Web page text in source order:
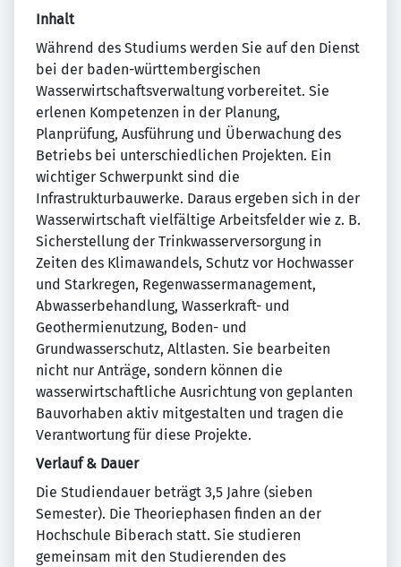
Inhalt
Während des Studiums werden Sie auf den Dienst
bei der baden-württembergischen
Wasserwirtschaftsverwaltung vorbereitet. Sie
erlenen Kompetenzen in der Planung,
Planprüfung, Ausführung und Überwachung des
Betriebs bei unterschiedlichen Projekten. Ein
wichtiger Schwerpunkt sind die
Infrastrukturbauwerke. Daraus ergeben sich in der
Wasserwirtschaft vielfältige Arbeitsfelder wie z. B.
Sicherstellung der Trinkwasserversorgung in
Zeiten des Klimawandels, Schutz vor Hochwasser
und Starkregen, Regenwassermanagement,
Abwasserbehandlung, Wasserkraft- und
Geothermienutzung, Boden- und
Grundwasserschutz, Altlasten. Sie bearbeiten
nicht nur Anträge, sondern können die
wasserwirtschaftliche Ausrichtung von geplanten
Bauvorhaben aktiv mitgestalten und tragen die
Verantwortung für diese Projekte.
Verlauf & Dauer
Die Studiendauer beträgt 3,5 Jahre (sieben
Semester). Die Theoriephasen finden an der
Hochschule Biberach statt. Sie studieren
gemeinsam mit den Studierenden des